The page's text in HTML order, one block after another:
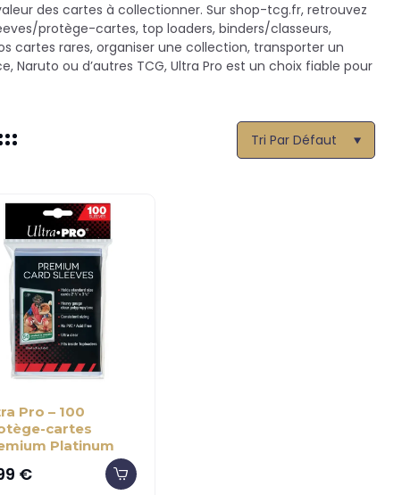
des cartes à collectionner. Sur shop-tcg.fr, retrouvez
protège-cartes, top loaders, binders/classeurs,
cartes rares, organiser une collection, transporter un
Naruto ou d’autres TCG, Ultra Pro est un choix fiable pour
Tri Par Défaut
Pro – 100
cartes
Platinum
€